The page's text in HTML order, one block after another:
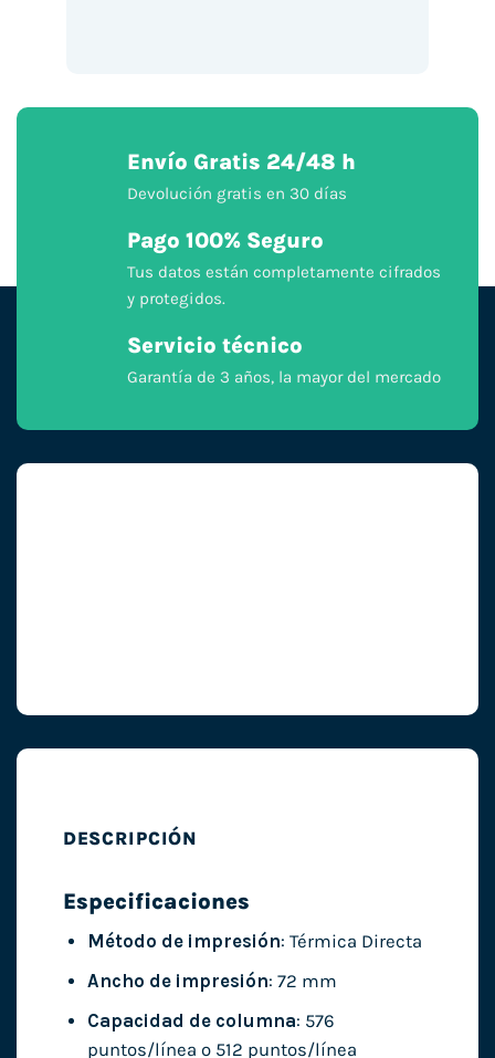
Envío Gratis 24/48 h
Devolución gratis en 30 días
Pago 100% Seguro
Tus datos están completamente cifrados
y protegidos.
Servicio técnico
Garantía de 3 años, la mayor del mercado
DESCRIPCIÓN
Especificaciones
Método de impresión: Térmica Directa
Ancho de impresión: 72 mm
Capacidad de columna: 576
puntos/línea o 512 puntos/línea